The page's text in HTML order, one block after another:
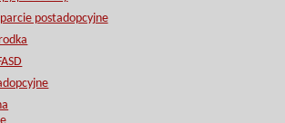
postadopcyjne